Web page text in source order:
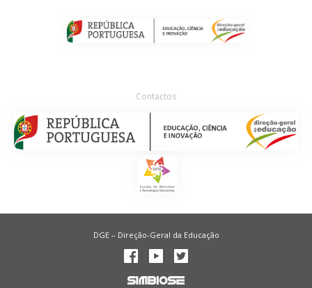
Contactos
DGE – Direção-Geral da Educação